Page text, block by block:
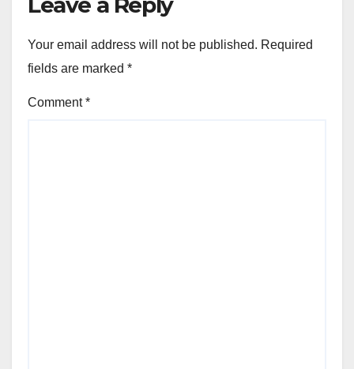
Your email address will not be published. Required
fields are marked *
Comment*